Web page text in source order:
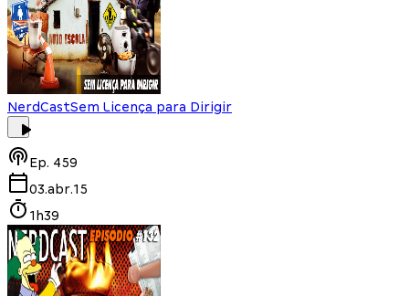
NerdCastSem Licença para Dirigir
Ep. 459
03.abr.15
1h39